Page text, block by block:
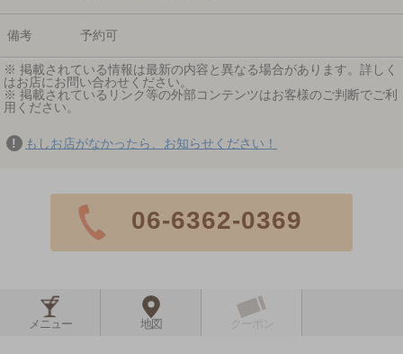
備考 予約可
※ 掲載されている情報は最新の内容と異なる場合があります。詳しく
はお店にお問い合わせください。
※ 掲載されているリンク等の外部コンテンツはお客様のご判断でご利
用ください。
もしお店がなかったら、お知らせください！
06-6362-0369
メニュー 地図